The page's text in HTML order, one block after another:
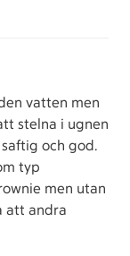
vatten men
stelna i ugnen
och god.
typ
men utan
att andra